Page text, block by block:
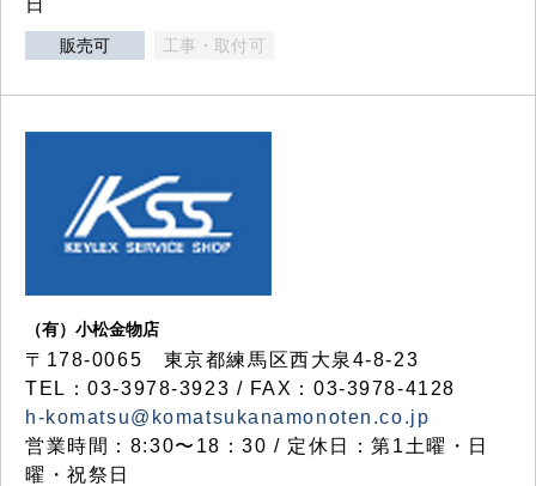
日
販売可 工事・取付可
（有）小松金物店
〒178-0065 東京都練馬区西大泉4-8-23
TEL：03-3978-3923 / FAX：03-3978-4128
h-komatsu@komatsukanamonoten.co.jp
営業時間：8:30〜18：30 / 定休日：第1土曜・日
曜・祝祭日